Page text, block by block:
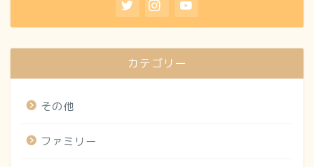
カテゴリー
その他
ファミリー